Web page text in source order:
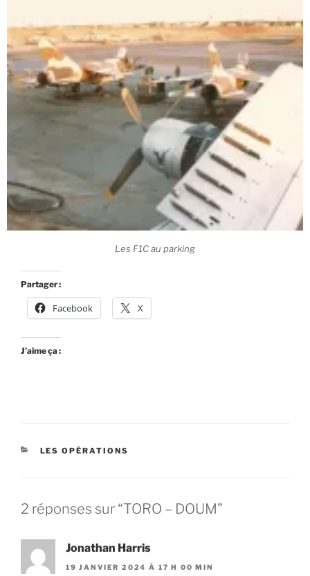
Les F1C au parking
Partager :
Facebook X
J’aime ça :
LES OPÉRATIONS
2 réponses sur “TORO – DOUM”
Jonathan Harris
19 JANVIER 2024 À 17 H 00 MIN